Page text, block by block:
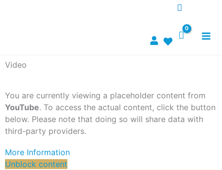
Video
You are currently viewing a placeholder content from
YouTube. To access the actual content, click the button
below. Please note that doing so will share data with
third-party providers.
More Information
Unblock content